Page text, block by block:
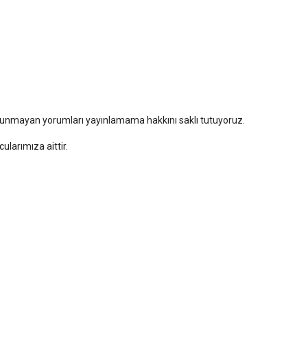
yorumları yayınlamama hakkını saklı tutuyoruz.
aittir.